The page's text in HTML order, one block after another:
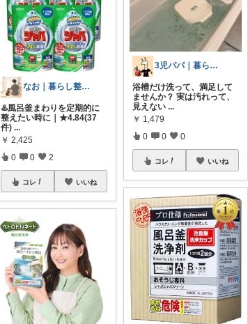
なお｜暮らし整えROOM｜犬もいます🐕
♨️風呂釜まわりを定期的に
整えたい時に｜★4.84(37
件)...
￥ 2,425
0 0 2
コレ いいね
3児パパ｜暮らし楽しく（ラクも）したい人
浴槽だけ洗って、満足して
ませんか？ 実は汚れって、
見えない ...
￥ 1,479
0 0 0
コレ いいね